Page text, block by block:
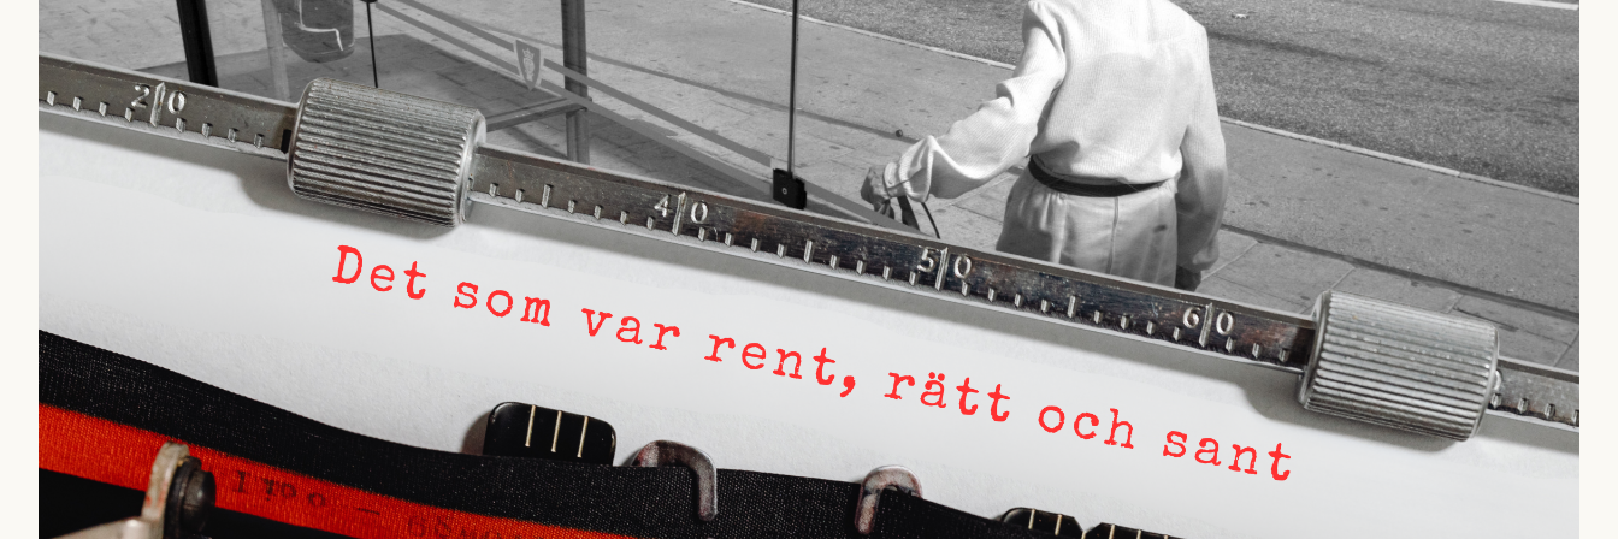
Säpo-informatör i den autonoma vänstern
”, som de anser ”blandar två
saker som inte ska blandas”, det vill säga både hur en Säpo-resurs
rekryteras och vad hon möter i den autonoma miljön.
Kuhn och Sassarinis-McGowan hävdar att Dagens ETC arbetar med
”opålitliga källor” för att istället prioritera ”sensationalism och
klickbete”. Nej, klickbete är inte intressant för Dagens ETC.
Journalistiken är låst. En klatschig men korrekt rubrik gör
förhoppningsvis att en nyfiken beställer prenumeration, men den avslutas
sekunder senare om inte journalistiken levererar substans. Självklart
bygger dessa granskningar på olika källor, alltifrån domar till en mängd
intervjupersoner, inklusive generös möjlighet att bemöta för såväl
personen vars motiv att engagera sig i Palestinarörelsen ifrågasätts som
de grupper där Säpo-resursen samlade in uppgifter. Researchen är